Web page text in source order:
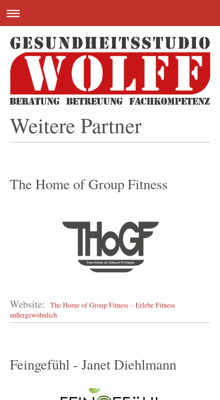
Weitere Partner
The Home of Group Fitness
Website:
The Home of Group Fitness – Erlebe Fitness
außergewöhnlich
Feingefühl - Janet Diehlmann